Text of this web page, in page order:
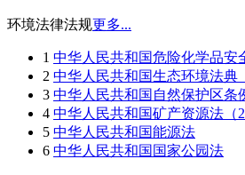
环境法律法规更多...
1 中华人民共和国危险化学品安
2 中华人民共和国生态环境法典
3 中华人民共和国自然保护区条
4 中华人民共和国矿产资源法（
5 中华人民共和国能源法
6 中华人民共和国国家公园法